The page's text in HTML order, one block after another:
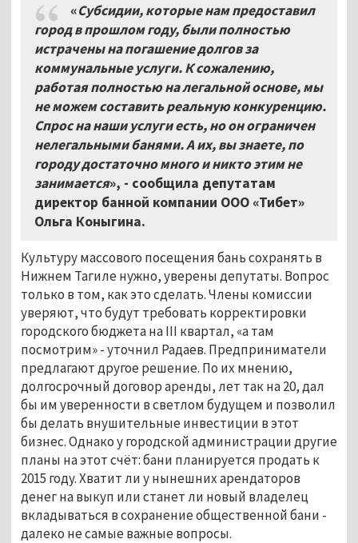
«Субсидии, которые нам предоставил
город в прошлом году, были полностью
истрачены на погашение долгов за
коммунальные услуги. К сожалению,
работая полностью на легальной основе, мы
не можем составить реальную конкуренцию.
Спрос на наши услуги есть, но он ограничен
нелегальными банями. А их, вы знаете, по
городу достаточно много и никто этим не
занимается», - сообщила депутатам
директор банной компании ООО «Тибет»
Ольга Коныгина.
Культуру массового посещения бань сохранять в
Нижнем Тагиле нужно, уверены депутаты. Вопрос
только в том, как это сделать. Члены комиссии
уверяют, что будут требовать корректировки
городского бюджета на III квартал, «а там
посмотрим» - уточнил Радаев. Предприниматели
предлагают другое решение. По их мнению,
долгосрочный договор аренды, лет так на 20, дал
бы им уверенности в светлом будущем и позволил
бы делать внушительные инвестиции в этот
бизнес. Однако у городской администрации другие
планы на этот счёт: бани планируется продать к
2015 году. Хватит ли у нынешних арендаторов
денег на выкуп или станет ли новый владелец
вкладываться в сохранение общественной бани -
далеко не самые важные вопросы.